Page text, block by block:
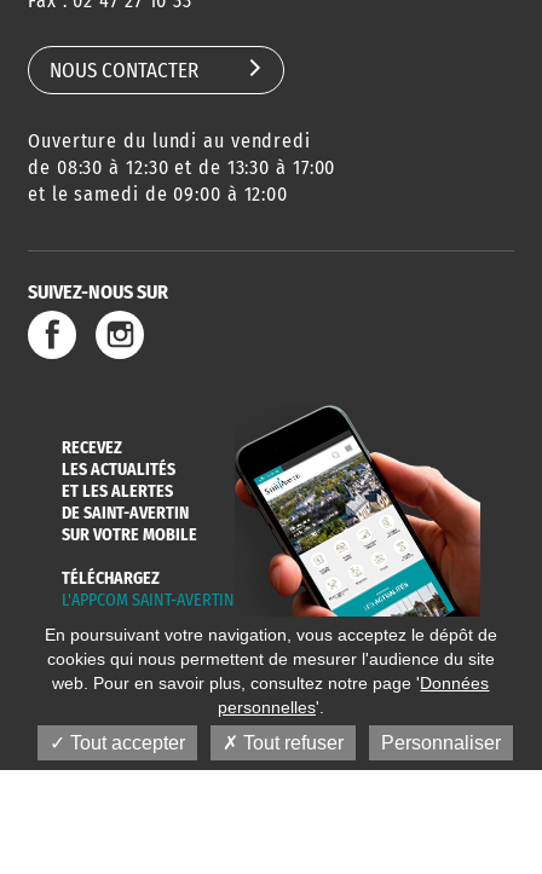
NOUS CONTACTER
Ouverture du lundi au vendredi
de 08:30 à 12:30 et de 13:30 à 17:00
et le samedi de 09:00 à 12:00
SUIVEZ-NOUS SUR
RECEVEZ
LES ACTUALITÉS
ET LES ALERTES
DE SAINT-AVERTIN
SUR VOTRE MOBILE
TÉLÉCHARGEZ
L'APPCOM SAINT-AVERTIN
En poursuivant votre navigation, vous acceptez le dépôt de
cookies qui nous permettent de mesurer l'audience du site
web. Pour en savoir plus, consultez notre page 'Données
personnelles'.
Tout accepter Tout refuser Personnaliser